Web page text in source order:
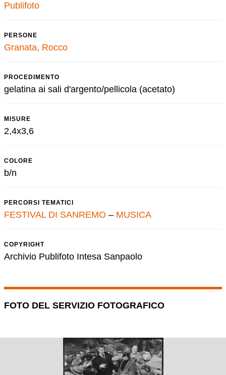
Publifoto
PERSONE
Granata, Rocco
PROCEDIMENTO
gelatina ai sali d'argento/pellicola (acetato)
MISURE
2,4x3,6
COLORE
b/n
PERCORSI TEMATICI
FESTIVAL DI SANREMO – MUSICA
COPYRIGHT
Archivio Publifoto Intesa Sanpaolo
FOTO DEL SERVIZIO FOTOGRAFICO